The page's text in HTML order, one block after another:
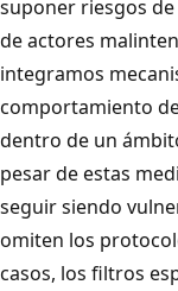
suponer riesgos
de actores
integramos
comportamiento
dentro de un
pesar de estas
seguir siendo
omiten los
casos, los filtros